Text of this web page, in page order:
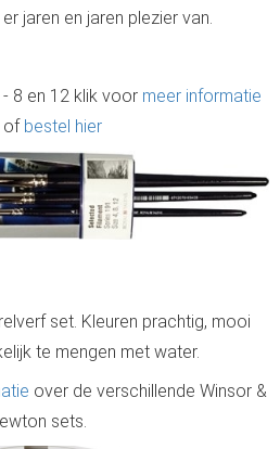
jaren en jaren plezier van.
8 en 12 klik voor meer informatie
of bestel hier
set. Kleuren prachtig, mooi
te mengen met water.
over de verschillende Winsor &
sets.